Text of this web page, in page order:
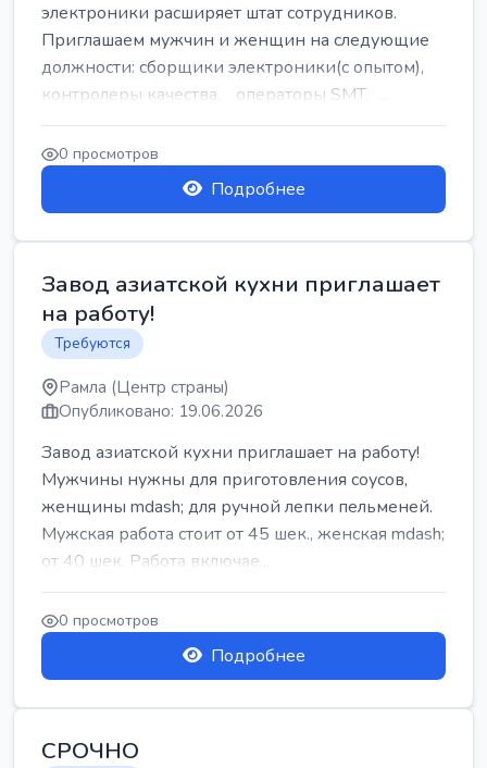
электроники расширяет штат сотрудников.
Приглашаем мужчин и женщин на следующие
должности: сборщики электроники(с опытом),
контролеры качества, операторы SMT, ...
0 просмотров
Подробнее
Завод азиатской кухни приглашает
на работу!
Требуются
Рамла (Центр страны)
Опубликовано: 19.06.2026
Завод азиатской кухни приглашает на работу!
Мужчины нужны для приготовления соусов,
женщины mdash; для ручной лепки пельменей.
Мужская работа стоит от 45 шек., женская mdash;
от 40 шек. Работа включае...
0 просмотров
Подробнее
СРОЧНО